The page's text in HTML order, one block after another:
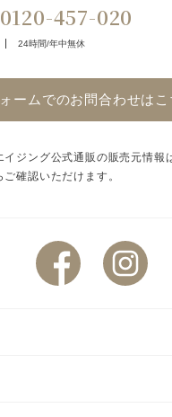
0120-457-020
24時間/年中無休
ームでのお問合わせはこ
イジング公式通販の販売元情報
ご確認いただけます。